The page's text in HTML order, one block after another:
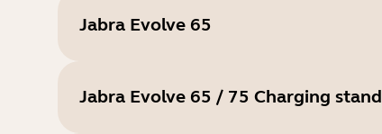
Jabra Evolve 65
Jabra Evolve 65 / 75 Charging stand